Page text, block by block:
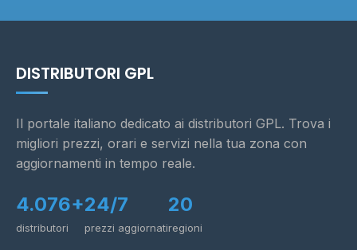
DISTRIBUTORI GPL
Il portale italiano dedicato ai distributori GPL. Trova i
migliori prezzi, orari e servizi nella tua zona con
aggiornamenti in tempo reale.
4.076+
distributori
24/7
prezzi aggiornati
20
regioni